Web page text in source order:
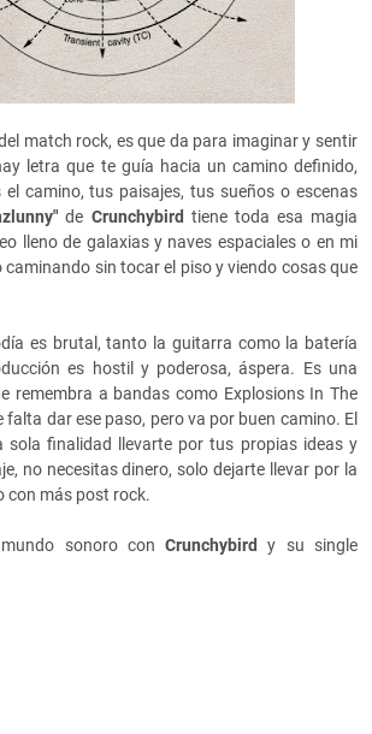
match rock, es que da para imaginar y sentir
letra que te guía hacia un camino definido,
camino, tus paisajes, tus sueños o escenas
de Crunchybird tiene toda esa magia
lleno de galaxias y naves espaciales o en mi
sin tocar el piso y viendo cosas que
es brutal, tanto la guitarra como la batería
es hostil y poderosa, áspera. Es una
remembra a bandas como Explosions In The
falta dar ese paso, pero va por buen camino. El
sola finalidad llevarte por tus propias ideas y
no necesitas dinero, solo dejarte llevar por la
con más post rock.
sonoro conCrunchybirdy su single